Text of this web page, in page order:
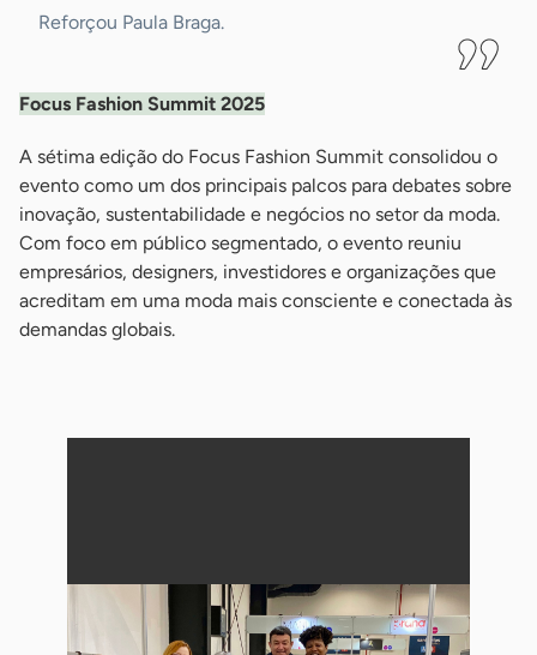
Reforçou Paula Braga.
Focus Fashion Summit 2025
A sétima edição do Focus Fashion Summit consolidou o
evento como um dos principais palcos para debates sobre
inovação, sustentabilidade e negócios no setor da moda.
Com foco em público segmentado, o evento reuniu
empresários, designers, investidores e organizações que
acreditam em uma moda mais consciente e conectada às
demandas globais.